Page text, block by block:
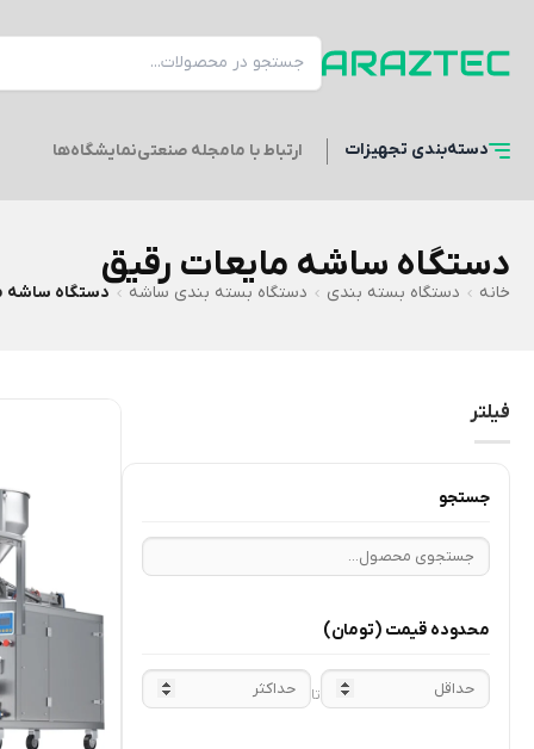
دسته‌بندی تجهیزات ارتباط با مامجله صنعتینمایشگاه‌ها
دستگاه ساشه مایعات رقیق
خانه دستگاه بسته بندی دستگاه بسته بندی ساشه دستگاه ساشه
فیلتر
جستجو
محدوده قیمت(تومان)
تا